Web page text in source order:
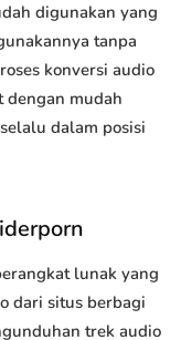
digunakan yang
tanpa
konversi audio
dengan mudah
dalam posisi
lunak yang
dari situs berbagi
trek audio